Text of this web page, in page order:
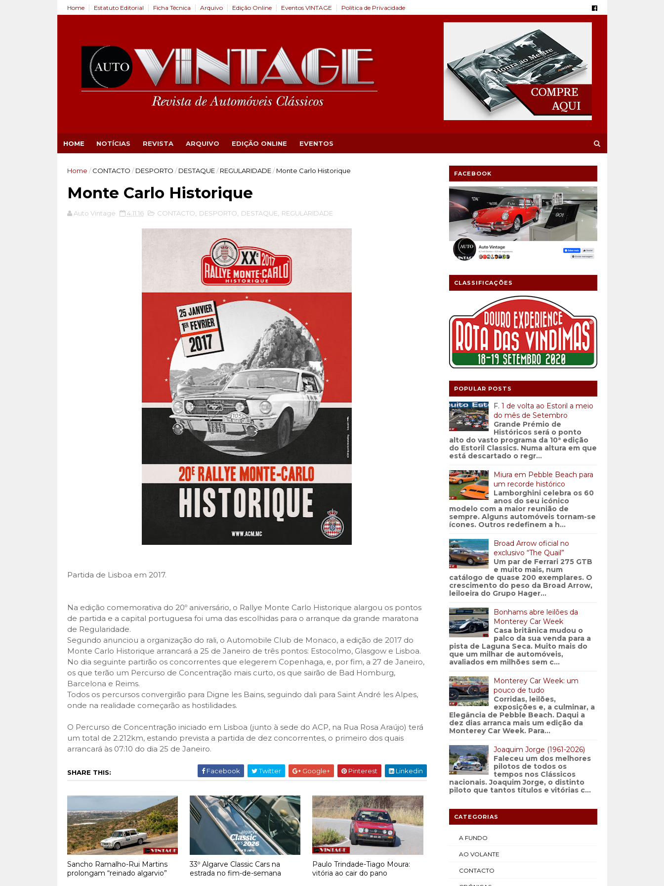
Home Estatuto Editorial Ficha Técnica Arquivo Edição Online Eventos VINTAGE Política de Privacidade
HOME NOTÍCIAS REVISTA ARQUIVO EDIÇÃO ONLINE EVENTOS
Home / CONTACTO / DESPORTO / DESTAQUE / REGULARIDADE / Monte Carlo Historique
Monte Carlo Historique
Auto Vintage 4.11.16 CONTACTO DESPORTO DESTAQUE REGULARIDADE
Partida de Lisboa em 2017.
Na edição comemorativa do 20º aniversário, o Rallye Monte Carlo Historique alargou os pontos
de partida e a capital portuguesa foi uma das escolhidas para o arranque da grande maratona
de Regularidade.
Segundo anunciou a organização do rali, o Automobile Club de Monaco, a edição de 2017 do
Monte Carlo Historique arrancará a 25 de Janeiro de três pontos: Estocolmo, Glasgow e Lisboa.
No dia seguinte partirão os concorrentes que elegerem Copenhaga, e, por fim, a 27 de Janeiro,
os que terão um Percurso de Concentração mais curto, os que sairão de Bad Homburg,
Barcelona e Reims.
Todos os percursos convergirão para Digne les Bains, seguindo dali para Saint André les Alpes,
onde na realidade começarão as hostilidades.
O Percurso de Concentração iniciado em Lisboa (junto à sede do ACP, na Rua Rosa Araújo) terá
um total de 2.212km, estando prevista a partida de dez concorrentes, o primeiro dos quais
arrancará às 07:10 do dia 25 de Janeiro.
SHARE THIS: Facebook Twitter Google+ Pinterest Linkedin
Sancho Ramalho-Rui Martins
prolongam “reinado algarvio”
33º Algarve Classic Cars na
estrada no fim-de-semana
Paulo Trindade-Tiago Moura:
vitória ao cair do pano
FACEBOOK
CLASSIFICAÇÕES
POPULAR POSTS
F. 1 de volta ao Estoril a meio
do mês de Setembro
Grande Prémio de
Históricos será o ponto
alto do vasto programa da 10ª edição
do Estoril Classics. Numa altura em que
está descartado o regr...
Miura em Pebble Beach para
um recorde histórico
Lamborghini celebra os 60
anos do seu icónico
modelo com a maior reunião de
sempre. Alguns automóveis tornam-se
ícones. Outros redefinem a h...
Broad Arrow oficial no
exclusivo “The Quail”
Um par de Ferrari 275 GTB
e muito mais, num
catálogo de quase 200 exemplares. O
crescimento do peso da Broad Arrow,
leiloeira do Grupo Hager...
Bonhams abre leilões da
Monterey Car Week
Casa britânica mudou o
palco da sua venda para a
pista de Laguna Seca. Muito mais do
que um milhar de automóveis,
avaliados em milhões sem c...
Monterey Car Week: um
pouco de tudo
Corridas, leilões,
exposições e, a culminar, a
Elegância de Pebble Beach. Daqui a
dez dias arranca mais um edição da
Monterey Car Week. Para...
Joaquim Jorge (1961-2026)
Faleceu um dos melhores
pilotos de todos os
tempos nos Clássicos
nacionais. Joaquim Jorge, o distinto
piloto que tantos títulos e vitórias c...
CATEGORIAS
A FUNDO
AO VOLANTE
CONTACTO